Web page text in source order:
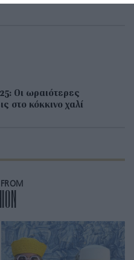
Οι ωραιότερες
στο κόκκινο χαλί